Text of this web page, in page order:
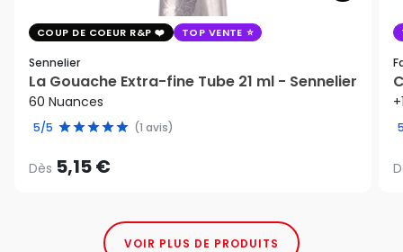
COUP DE COEUR R&P TOP VENTE
Sennelier
La Gouache Extra-fine Tube 21 ml - Sennelier
60 Nuances
5/5 (1 avis)
Dès 5,15 €
VOIR PLUS DE PRODUITS